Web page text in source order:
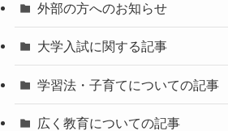
外部の方へのお知らせ
大学入試に関する記事
学習法・子育てについての記事
広く教育についての記事